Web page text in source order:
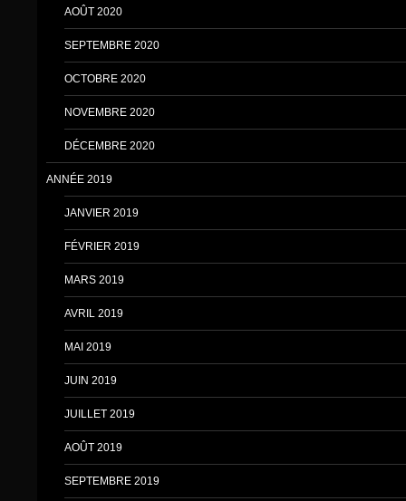
AOÛT 2020
SEPTEMBRE 2020
OCTOBRE 2020
NOVEMBRE 2020
DÉCEMBRE 2020
ANNÉE 2019
JANVIER 2019
FÉVRIER 2019
MARS 2019
AVRIL 2019
MAI 2019
JUIN 2019
JUILLET 2019
AOÛT 2019
SEPTEMBRE 2019